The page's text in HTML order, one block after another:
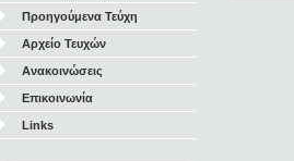
Προηγούμενα Τεύχη
Αρχείο Τευχών
Ανακοινώσεις
Επικοινωνία
Links